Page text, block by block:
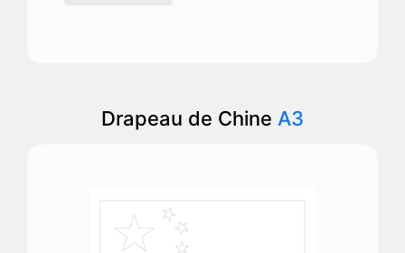
Drapeau de Chine A3